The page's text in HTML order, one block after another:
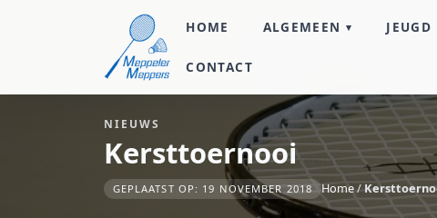
HOME ALGEMEEN JEUGD
CONTACT
NIEUWS
Kersttoernooi
GEPLAATST OP: 19 NOVEMBER 2018 Home/